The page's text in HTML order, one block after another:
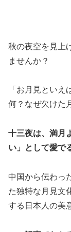
秋の夜空を見上
ませんか？
「お月見とい
何？なぜ欠けた
十三夜は、満月
い」として愛で
中国から伝わっ
た独特な月見文
する日本人の美